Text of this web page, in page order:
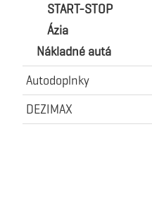
START-STOP
Ázia
Nákladné autá
Autodoplnky
DEZIMAX